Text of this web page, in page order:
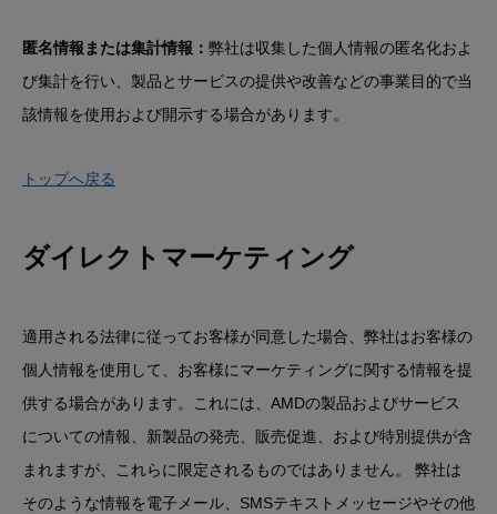
匿名情報または集計情報： 弊社は収集した個人情報の匿名化およ
び集計を行い、製品とサービスの提供や改善などの事業目的で当
該情報を使用および開示する場合があります。
トップへ戻る
ダイレクトマーケティング
適用される法律に従ってお客様が同意した場合、弊社はお客様の
個人情報を使用して、お客様にマーケティングに関する情報を提
供する場合があります。これには、AMDの製品およびサービス
についての情報、新製品の発売、販売促進、および特別提供が含
まれますが、これらに限定されるものではありません。 弊社は
そのような情報を電子メール、SMSテキストメッセージやその他